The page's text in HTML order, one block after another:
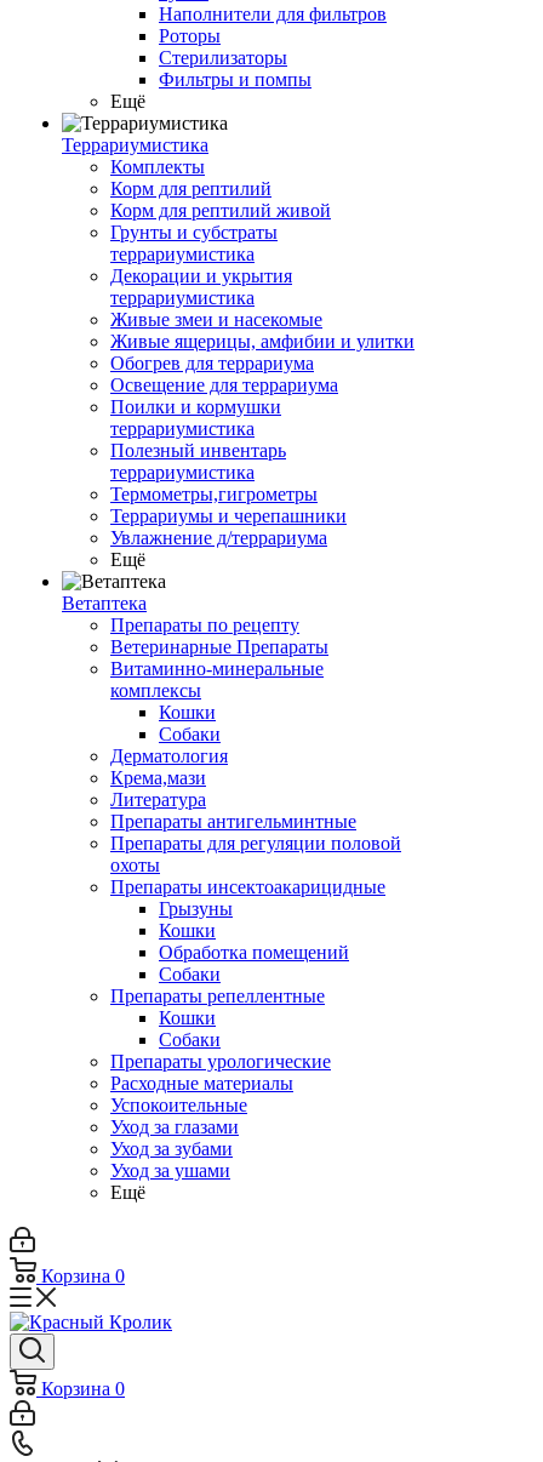
Наполнители для фильтров
Роторы
Стерилизаторы
Фильтры и помпы
Ещё
Террариумистика
Комплекты
Корм для рептилий
Корм для рептилий живой
Грунты и субстраты
террариумистика
Декорации и укрытия
террариумистика
Живые змеи и насекомые
Живые ящерицы, амфибии и улитки
Обогрев для террариума
Освещение для террариума
Поилки и кормушки
террариумистика
Полезный инвентарь
террариумистика
Термометры,гигрометры
Террариумы и черепашники
Увлажнение д/террариума
Ещё
Ветаптека
Препараты по рецепту
Ветеринарные Препараты
Витаминно-минеральные
комплексы
Кошки
Собаки
Дерматология
Крема,мази
Литература
Препараты антигельминтные
Препараты для регуляции половой
охоты
Препараты инсектоакарицидные
Грызуны
Кошки
Обработка помещений
Собаки
Препараты репеллентные
Кошки
Собаки
Препараты урологические
Расходные материалы
Успокоительные
Уход за глазами
Уход за зубами
Уход за ушами
Ещё
Корзина 0
Корзина 0